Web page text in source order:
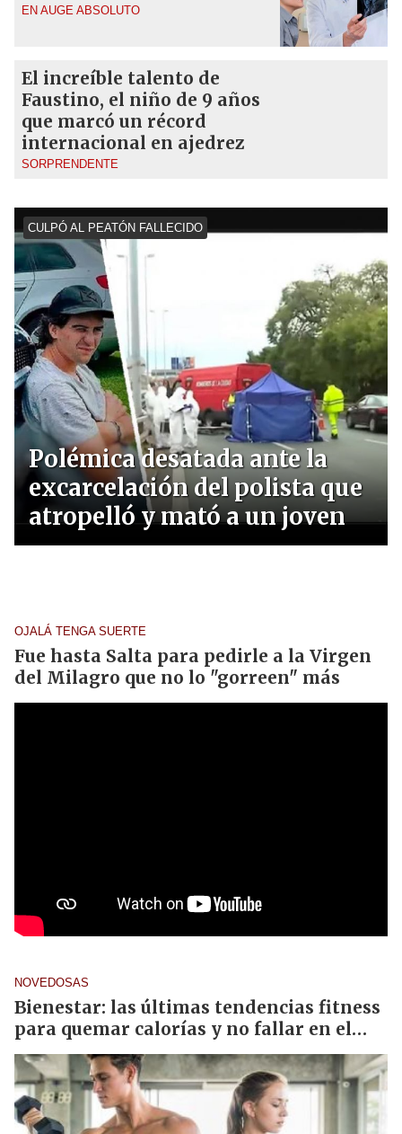
EN AUGE ABSOLUTO
El increíble talento de
Faustino, el niño de 9 años
que marcó un récord
internacional en ajedrez
SORPRENDENTE
CULPÓ AL PEATÓN FALLECIDO
Polémica desatada ante la
excarcelación del polista que
atropelló y mató a un joven
OJALÁ TENGA SUERTE
Fue hasta Salta para pedirle a la Virgen
del Milagro que no lo "gorreen" más
NOVEDOSAS
Bienestar: las últimas tendencias fitness
para quemar calorías y no fallar en el
intento